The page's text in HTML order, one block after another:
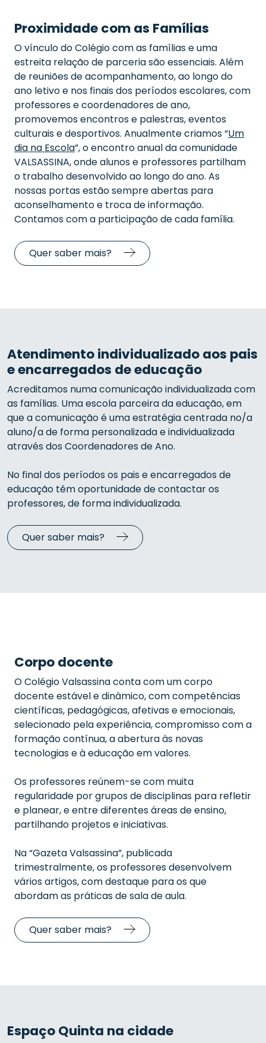
Proximidade com as Famílias
O vínculo do Colégio com as famílias e uma
estreita relação de parceria são essenciais. Além
de reuniões de acompanhamento, ao longo do
ano letivo e nos finais dos períodos escolares, com
professores e coordenadores de ano,
promovemos encontros e palestras, eventos
culturais e desportivos. Anualmente criamos “Um
dia na Escola”,o encontro anual da comunidade
VALSASSINA, onde alunos e professores partilham
o trabalho desenvolvido ao longo do ano. As
nossas portas estão sempre abertas para
aconselhamento e troca de informação.
Contamos com a participação de cada família.
Quer saber mais?
Atendimento individualizado aos pais
e encarregados de educação
Acreditamos numa comunicação individualizada com
as famílias. Uma escola parceira da educação, em
que a comunicação é uma estratégia centrada no/a
aluno/a de forma personalizada e individualizada
através dos Coordenadores de Ano.
No final dos períodos os pais e encarregados de
educação têm oportunidade de contactar os
professores, de forma individualizada.
Quer saber mais?
Corpo docente
O Colégio Valsassina conta com um corpo
docente estável e dinâmico, com competências
científicas, pedagógicas, afetivas e emocionais,
selecionado pela experiência, compromisso com a
formação contínua, a abertura às novas
tecnologias e à educação em valores.
Os professores reúnem-se com muita
regularidade por grupos de disciplinas para refletir
e planear, e entre diferentes áreas de ensino,
partilhando projetos e iniciativas.
Na “Gazeta Valsassina”, publicada
trimestralmente, os professores desenvolvem
vários artigos, com destaque para os que
abordam as práticas de sala de aula.
Quer saber mais?
Espaço Quinta na cidade